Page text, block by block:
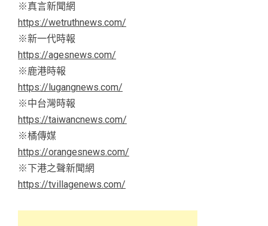
※真言新聞網
https://wetruthnews.com/
※新一代時報
https://agesnews.com/
※鹿港時報
https://lugangnews.com/
※中台灣時報
https://taiwancnews.com/
※橘傳媒
https://orangesnews.com/
※下港之聲新聞網
https://tvillagenews.com/